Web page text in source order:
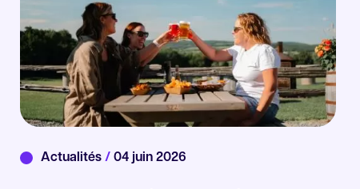
Actualités/ 04 juin 2026